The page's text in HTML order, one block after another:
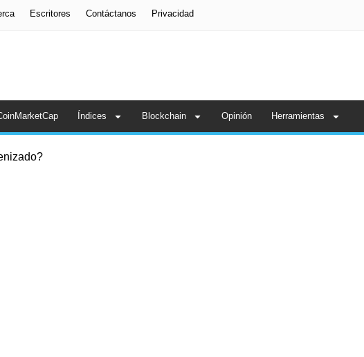
Escritores Contáctanos Privacidad
Índices Blockchain Opinión Herramientas